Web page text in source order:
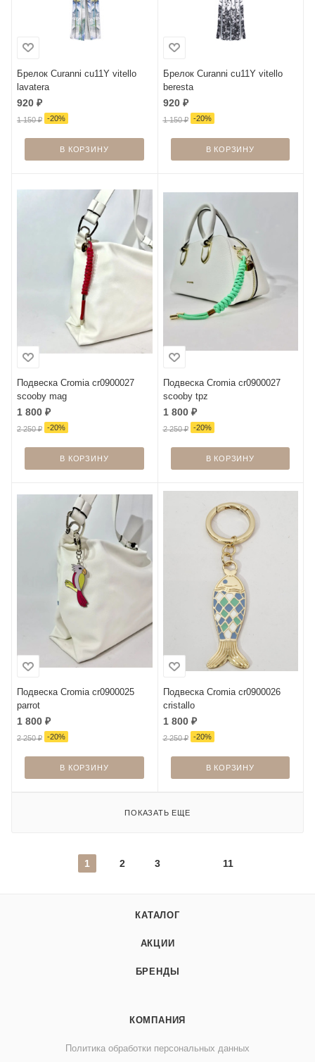
Брелок Curanni cu11Y vitello
lavatera
920 ₽
1 150₽ -20%
В КОРЗИНУ
Брелок Curanni cu11Y vitello
beresta
920₽
1 150₽ -20%
В КОРЗИНУ
Подвеска Cromia cr0900027
scooby mag
1 800 ₽
2 250₽ -20%
В КОРЗИНУ
Подвеска Cromia cr0900027
scooby tpz
1 800₽
2 250₽ -20%
В КОРЗИНУ
Подвеска Cromia cr0900025
parrot
1 800 ₽
2 250₽ -20%
В КОРЗИНУ
Подвеска Cromia cr0900026
cristallo
1 800₽
2 250₽ -20%
В КОРЗИНУ
ПОКАЗАТЬ ЕЩЕ
1 2 3 11
КАТАЛОГ
АКЦИИ
БРЕНДЫ
КОМПАНИЯ
Политика обработки персональных данных